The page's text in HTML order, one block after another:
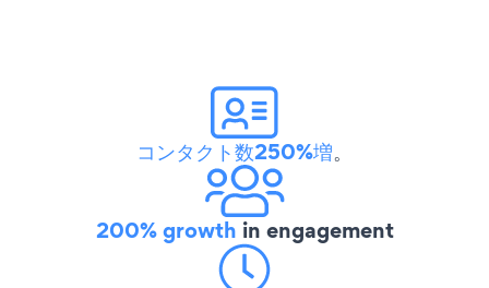
コンタクト数250%増。
200% growth in engagement